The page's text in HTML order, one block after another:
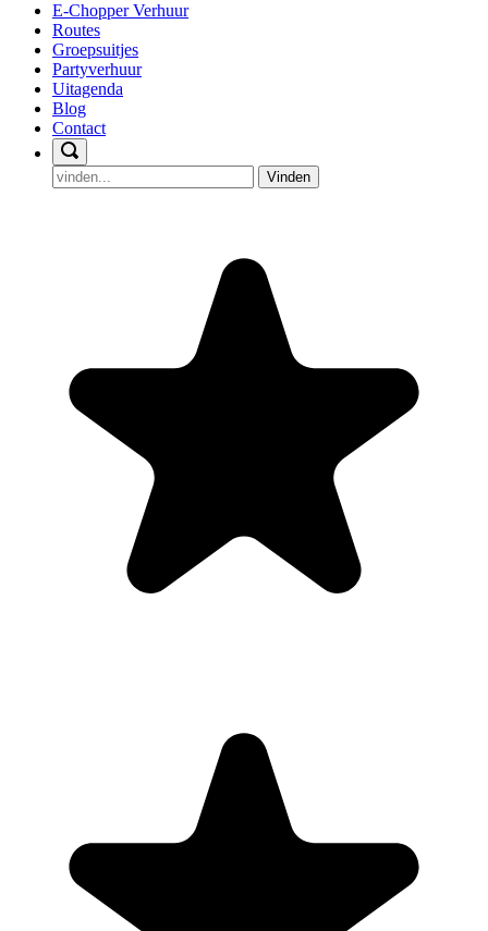
E-Chopper Verhuur
Routes
Groepsuitjes
Partyverhuur
Uitagenda
Blog
Contact
Vinden